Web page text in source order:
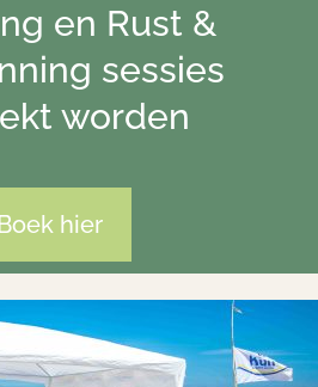
en Rust &
sessies
worden
hier